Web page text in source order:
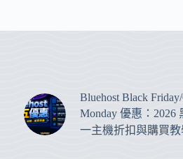
Bluehost Black
Monday 優惠：2026
一主機折扣與購買教